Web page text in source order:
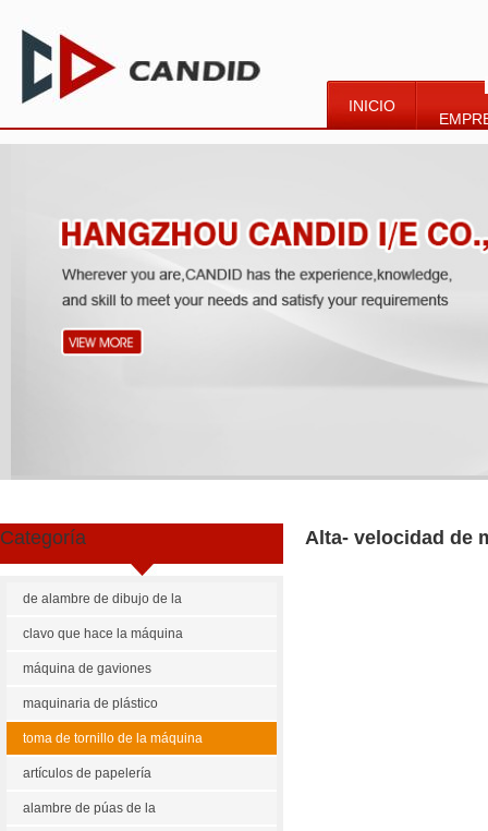
INICIO
Categoría
de alambre de dibujo de la
máquina
clavo que hace la máquina
máquina de gaviones
maquinaria de plástico
toma de tornillo de la máquina
artículos de papelería
maquinaria
alambre de púas de la
Alta- velocidad de